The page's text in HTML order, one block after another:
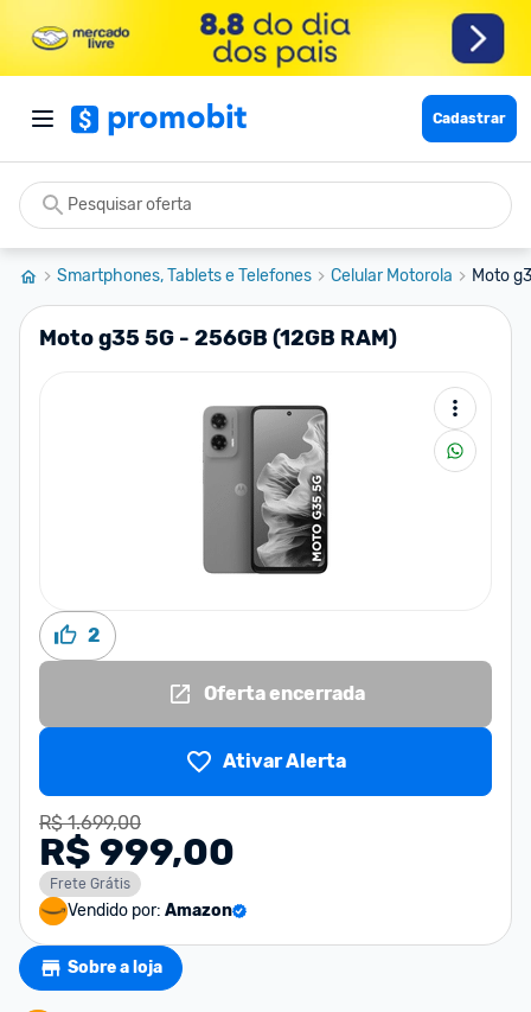
Cadastrar
Smartphones, Tablets e Telefones Celular Motorola Moto
Moto g35 5G - 256GB (12GB RAM)
2
Oferta encerrada
Ativar Alerta
R$ 1.699,00
R$ 999,00
Frete Grátis
Vendido por: Amazon
Sobre a loja